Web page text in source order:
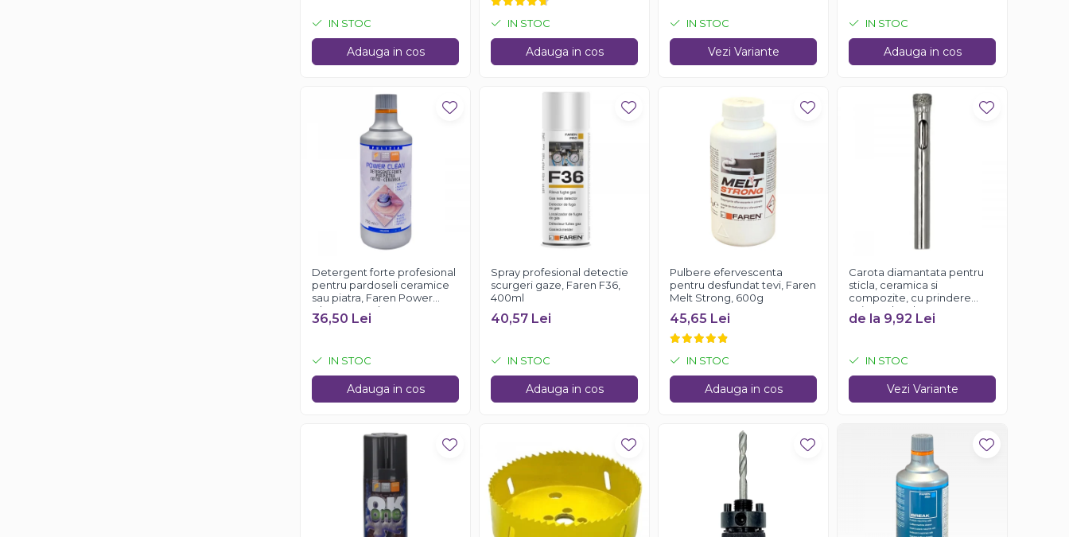
IN STOC
Adauga in cos
IN STOC
Adauga in cos
IN STOC
Vezi Variante
IN STOC
Adauga in cos
Detergent forte profesional
pentru pardoseli ceramice
sau piatra, Faren Power
Clean, 750 ml
36,50 Lei
IN STOC
Adauga in cos
Spray profesional detectie
scurgeri gaze, Faren F36,
400ml
40,57 Lei
IN STOC
Adauga in cos
Pulbere efervescenta
pentru desfundat tevi, Faren
Melt Strong, 600g
45,65 Lei
IN STOC
Adauga in cos
Carota diamantata pentru
sticla, ceramica si
compozite, cu prindere
universala, Gher
de la 9,92 Lei
IN STOC
Vezi Variante